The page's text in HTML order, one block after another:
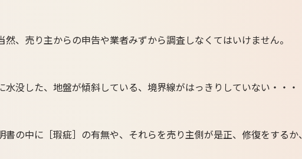
、売り主からの申告や業者みずから調査しなくてはいけません。
没した、地盤が傾斜している、境界線がはっきりしていない・・・
の中に［瑕疵］の有無や、それらを売り主側が是正、修復をするか、